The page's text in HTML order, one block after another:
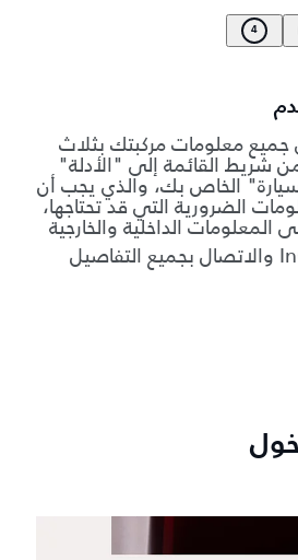
4
معلومات مركبتك بثلاث
شريط القائمة إلى "الأدلة"
الخاص بك، والذي يجب أن
الضرورية التي قد تحتاجها،
المعلومات الداخلية والخارجية
والاتصال بجميع التفاصيل